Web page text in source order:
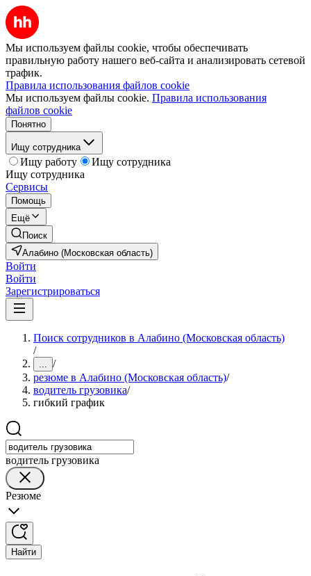
Мы используем файлы cookie, чтобы обеспечивать
правильную работу нашего веб-сайта и анализировать сетевой
трафик.
Правила использования файлов cookie
Мы используем файлы cookie. Правила использования
файлов cookie
Понятно
Ищу сотрудника
Ищу работу
Ищу сотрудника
Ищу сотрудника
Сервисы
Помощь
Ещё
Поиск
Алабино (Московская область)
Войти
Войти
Зарегистрироваться
Поиск сотрудников в Алабино (Московская область)
/
... /
резюме в Алабино (Московская область)/
водитель грузовика/
гибкий график
водитель грузовика
Резюме
Найти